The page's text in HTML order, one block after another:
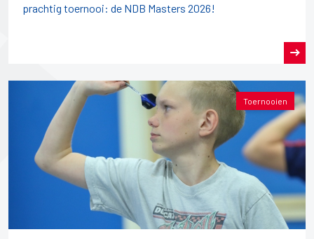
prachtig toernooi: de NDB Masters 2026!
Toernooien